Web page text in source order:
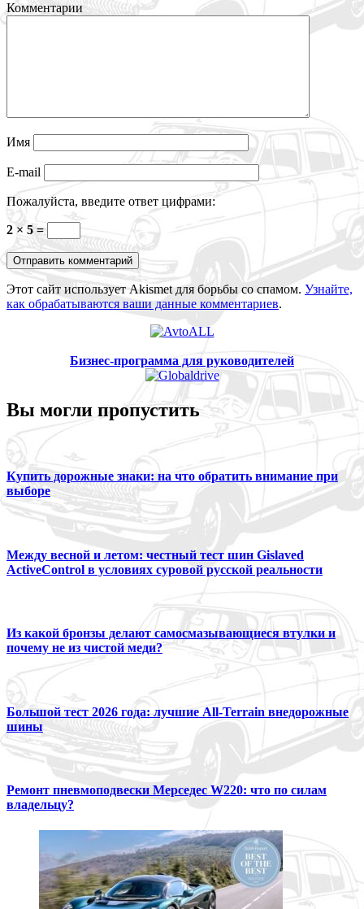
Комментарии
Имя
E-mail
Пожалуйста, введите ответ цифрами:
2 × 5 =
Этот сайт использует Akismet для борьбы со спамом. Узнайте,
как обрабатываются ваши данные комментариев.
Бизнес-программа для руководителей
Вы могли пропустить
Купить дорожные знаки: на что обратить внимание при
выборе
Между весной и летом: честный тест шин Gislaved
ActiveControl в условиях суровой русской реальности
Из какой бронзы делают самосмазывающиеся втулки и
почему не из чистой меди?
Большой тест 2026 года: лучшие All-Terrain внедорожные
шины
Ремонт пневмоподвески Мерседес W220: что по силам
владельцу?